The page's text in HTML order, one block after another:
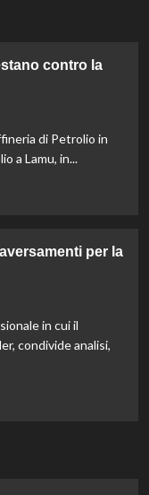
contro la
di Petrolio in
a Lamu, in...
per la
in cui il
condivide analisi,